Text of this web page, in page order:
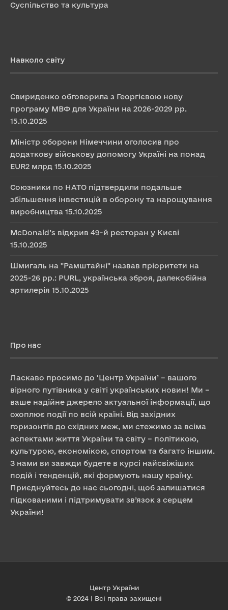
Суспільство та культура
Навколо світу
Свириденко обговорила з Георгієвою нову
програму МВФ для України на 2026-2029 рр.
15.10.2025
Міністр оборони Німеччини оголосив про
додаткову військову допомогу Україні на понад
EUR2 млрд 15.10.2025
Союзники по НАТО підтвердили подальше
збільшення інвестицій в оборону та нарощування
виробництва 15.10.2025
McDonald’s відкрив 49-й ресторан у Києві
15.10.2025
Шмигаль на "Рамштайні" назвав пріоритети на
2025-26 рр.: PURL, українська зброя, далекобійна
артилерія 15.10.2025
Про нас
Ласкаво просимо до ‘Центр України’ – вашого
вірного путівника у світі українських новин! Ми –
ваше надійне джерело актуальної інформації, що
охоплює події по всій країні. Від західних
горизонтів до східних меж, ми стежимо за всіма
аспектами життя України та світу – політикою,
культурою, економікою, спортом та багато іншим.
З нами ви завжди будете в курсі найсвіжіших
подій і тенденцій, які формують нашу країну.
Приєднуйтесь до нас сьогодні, щоб залишатися
підкованими і підтримувати зв’язок з серцем
України!
Центр України
© 2024 | Всі права захищені